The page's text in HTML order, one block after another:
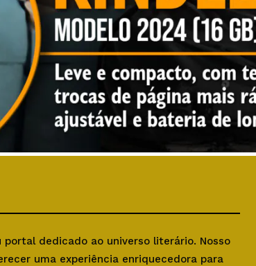
portal dedicado ao universo literário. Nosso
uma experiência enriquecedora para